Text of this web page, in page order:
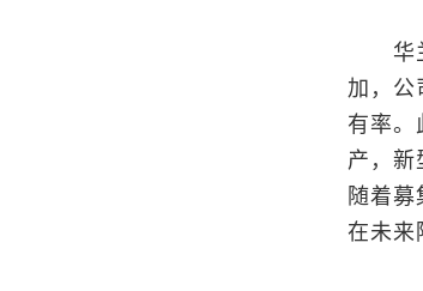
华兰
加，公
有率。
产，新
随着
在未来